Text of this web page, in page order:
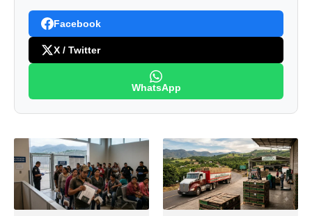
Facebook
X / Twitter
WhatsApp